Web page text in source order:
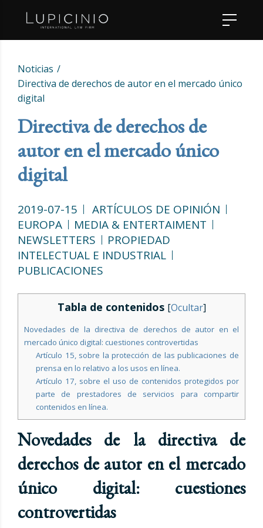
Noticias
Directiva de derechos de autor en el mercado único
digital
Directiva de derechos de
autor en el mercado único
digital
2019-07-15
ARTÍCULOS DE OPINIÓN
EUROPA
MEDIA & ENTERTAIMENT
NEWSLETTERS
PROPIEDAD
INTELECTUAL E INDUSTRIAL
PUBLICACIONES
Tabla de contenidos [Ocultar]
Novedades de la directiva de derechos de autor en el
mercado único digital: cuestiones controvertidas
Artículo 15, sobre la protección de las publicaciones de
prensa en lo relativo a los usos en línea.
Artículo 17, sobre el uso de contenidos protegidos por
parte de prestadores de servicios para compartir
contenidos en línea.
Novedades de la directiva de
derechos de autor en el mercado
único digital: cuestiones
controvertidas